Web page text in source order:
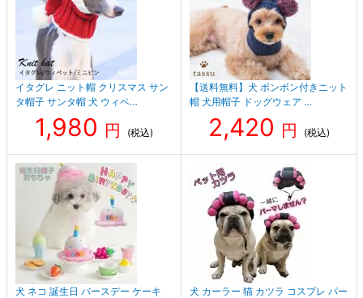
イタグレ ニット帽 クリスマス サン
タ帽子 サンタ帽 犬 ウィペ…
1,980 円 (税込)
【送料無料】犬 ボンボン付きニット
帽 犬用帽子 ドッグウェア …
2,420 円 (税込)
犬 ネコ 誕生日 バースデー ケーキ
犬 カーラー 猫 カツラ コスプレ パー